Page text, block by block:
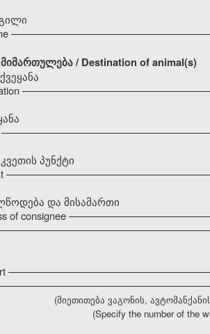
/ Destination of animal(s)
პუნქტი
და მისამართი
of consignee
(მიეთითება ვაგონის,
(Specify the number of the